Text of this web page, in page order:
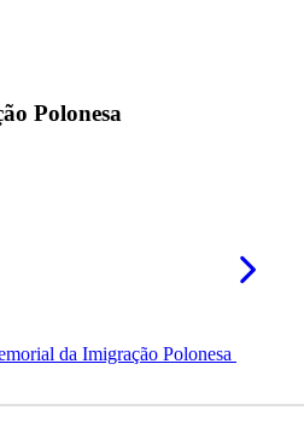
Polonesa
da Imigração Polonesa